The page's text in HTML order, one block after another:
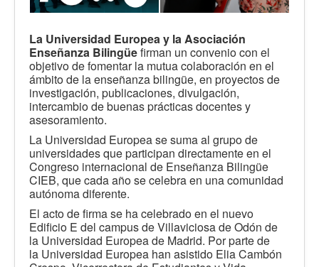
La Universidad Europea y la Asociación
Enseñanza Bilingüefirman un convenio con el
objetivo de fomentar la mutua colaboración en el
ámbito de la enseñanza bilingüe, en proyectos de
investigación, publicaciones, divulgación,
intercambio de buenas prácticas docentes y
asesoramiento.
La Universidad Europea se suma al grupo de
universidades que participan directamente en el
Congreso internacional de Enseñanza Bilingüe
CIEB, que cada año se celebra en una comunidad
autónoma diferente.
El acto de firma se ha celebrado en el nuevo
Edificio E del campus de Villaviciosa de Odón de
la Universidad Europea de Madrid. Por parte de
la Universidad Europea han asistido Elia Cambón